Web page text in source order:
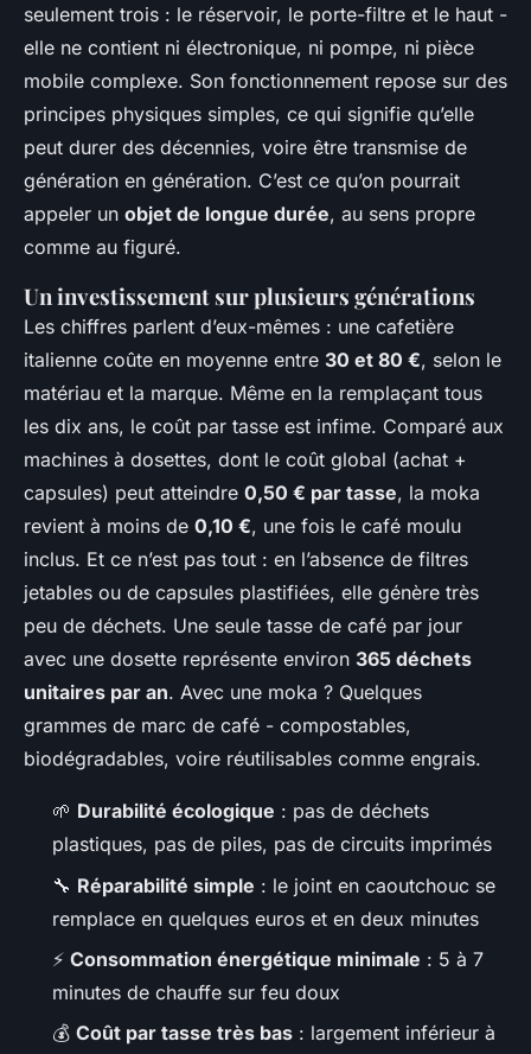
seulement trois : le réservoir, le porte-filtre et le haut -
elle ne contient ni électronique, ni pompe, ni pièce
mobile complexe. Son fonctionnement repose sur des
principes physiques simples, ce qui signifie qu’elle
peut durer des décennies, voire être transmise de
génération en génération. C’est ce qu’on pourrait
appeler un objet de longue durée, au sens propre
comme au figuré.
Un investissement sur plusieurs générations
Les chiffres parlent d’eux-mêmes : une cafetière
italienne coûte en moyenne entre 30 et 80 €, selon le
matériau et la marque. Même en la remplaçant tous
les dix ans, le coût par tasse est infime. Comparé aux
machines à dosettes, dont le coût global (achat +
capsules) peut atteindre 0,50 € par tasse, la moka
revient à moins de 0,10 €, une fois le café moulu
inclus. Et ce n’est pas tout : en l’absence de filtres
jetables ou de capsules plastifiées, elle génère très
peu de déchets. Une seule tasse de café par jour
avec une dosette représente environ 365 déchets
unitaires par an. Avec une moka ? Quelques
grammes de marc de café - compostables,
biodégradables, voire réutilisables comme engrais.
🌱 Durabilité écologique : pas de déchets
plastiques, pas de piles, pas de circuits imprimés
🔧 Réparabilité simple : le joint en caoutchouc se
remplace en quelques euros et en deux minutes
⚡ Consommation énergétique minimale : 5 à 7
minutes de chauffe sur feu doux
💰 Coût par tasse très bas : largement inférieur à